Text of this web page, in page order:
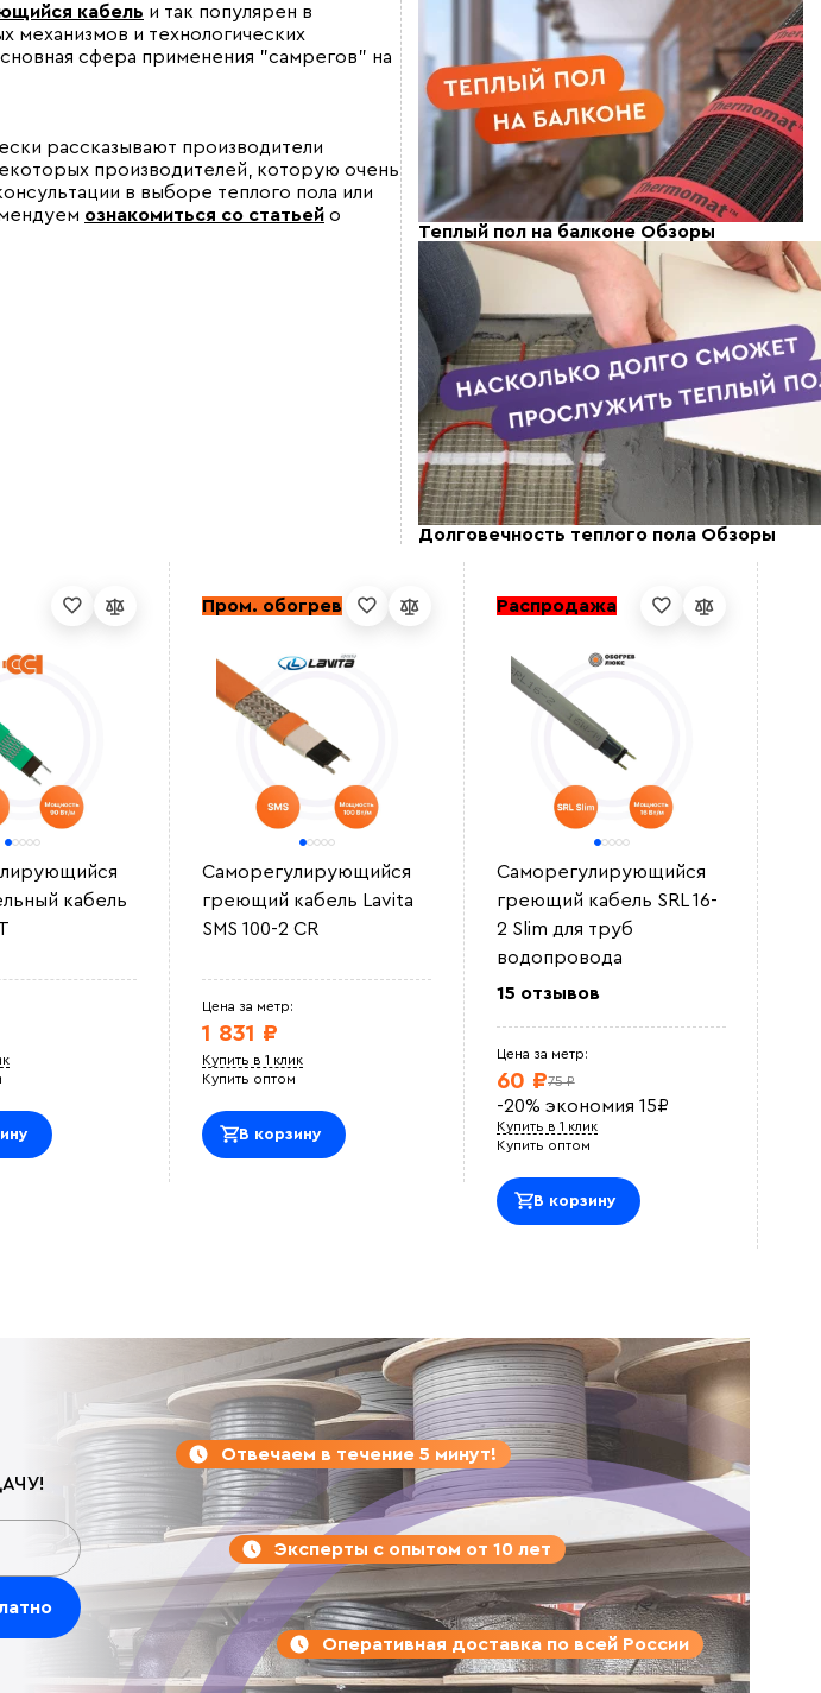
кабель и так популярен в
механизмов и технологических
сфера применения "самрегов" на
рассказывают производители
производителей, которую очень
в выборе теплого пола или
ознакомиться со статьей о
Теплый пол на балконе Обзоры
Долговечность теплого пола Обзоры
кабель
Пром. обогрев
Саморегулирующийся
греющий кабель Lavita
SMS 100-2 CR
Цена за метр:
1 831 ₽
Купить в 1 клик
Купить оптом
В корзину
Распродажа
Саморегулирующийся
греющий кабель SRL 16-
2 Slim для труб
водопровода
15 отзывов
Цена за метр:
75 ₽
60 ₽
-20% экономия15₽
Купить в 1 клик
Купить оптом
В корзину
Отвечаем в течение 5 минут!
Эксперты с опытом от 10 лет
Оперативная доставка по всей России